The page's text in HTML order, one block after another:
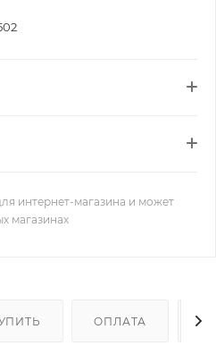
интернет-магазина и может
магазинах
ОПЛАТА